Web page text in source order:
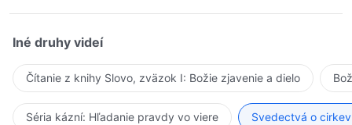
Iné druhy videí
Čítanie z knihy Slovo, zväzok I: Božie zjavenie a dielo
Séria kázní: Hľadanie pravdy vo viere Svedectvá o